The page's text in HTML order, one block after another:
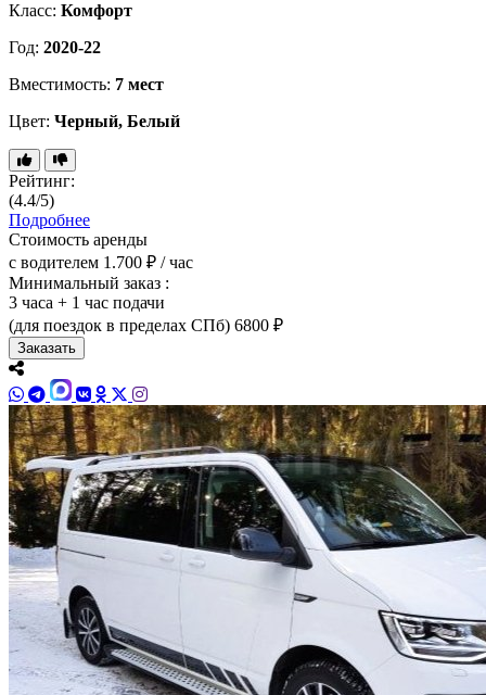
Класс: Комфорт
Год: 2020-22
Вместимость: 7 мест
Цвет: Черный, Белый
Рейтинг:
(4.4/5)
Подробнее
Стоимость аренды
с водителем 1.700 ₽ / час
Минимальный заказ :
3 часа + 1 час подачи
(для поездок в пределах СПб) 6800 ₽
Заказать